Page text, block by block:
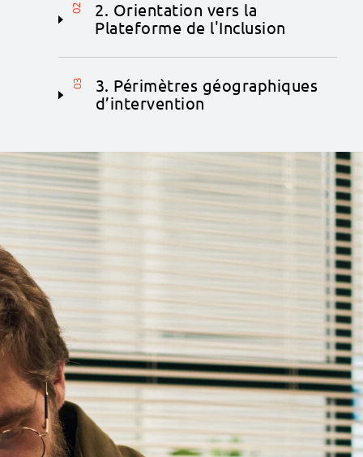
02
2. Orientation vers la
Plateforme de l'Inclusion
03
3. Périmètres géographiques
d’intervention
CONTACT
Nom
Prénom *
E-mail